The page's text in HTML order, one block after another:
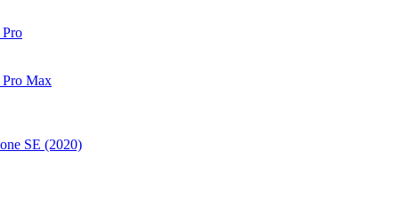
Pro Max
SE (2020)